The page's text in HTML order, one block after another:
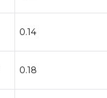
0.14
0.18